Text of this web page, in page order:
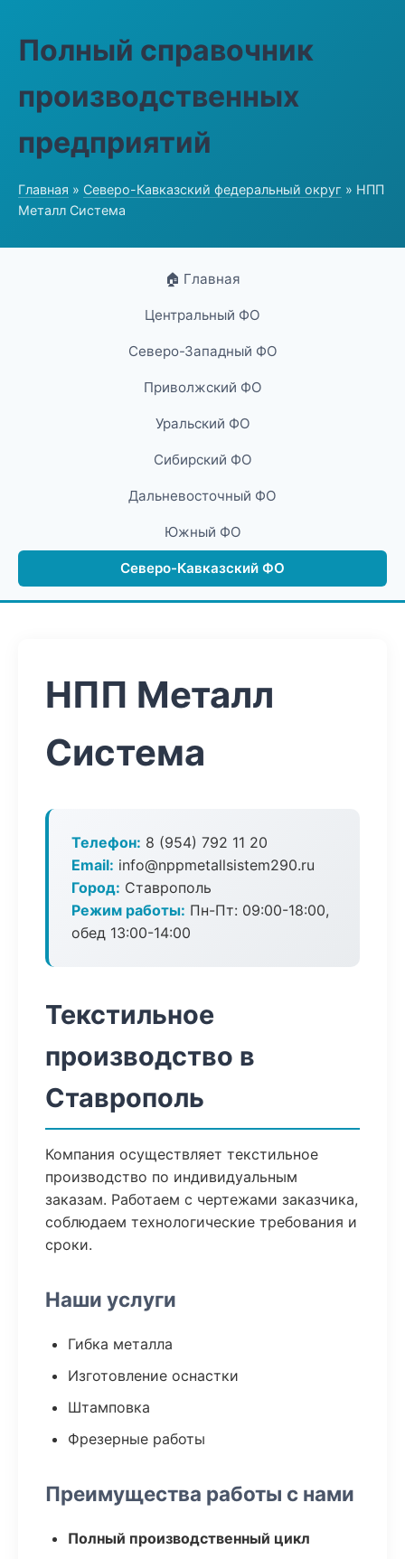
Полный справочник
производственных
предприятий
Главная » Северо-Кавказский федеральный округ » НПП
Металл Система
🏠 Главная
Центральный ФО
Северо-Западный ФО
Приволжский ФО
Уральский ФО
Сибирский ФО
Дальневосточный ФО
Южный ФО
Северо-Кавказский ФО
НПП Металл
Система
Телефон: 8 (954) 792 11 20
Email: info@nppmetallsistem290.ru
Город: Ставрополь
Режим работы: Пн-Пт: 09:00-18:00,
обед 13:00-14:00
Текстильное
производство в
Ставрополь
Компания осуществляет текстильное
производство по индивидуальным
заказам. Работаем с чертежами заказчика,
соблюдаем технологические требования и
сроки.
Наши услуги
Гибка металла
Изготовление оснастки
Штамповка
Фрезерные работы
Преимущества работы с нами
Полный производственный цикл